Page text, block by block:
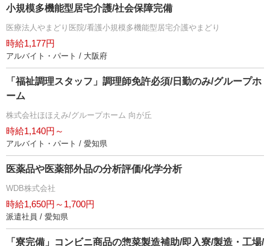
小規模多機能型居宅介護/社会保障完備
医療法人やまどり医院/看護小規模多機能型居宅介護やまどり
時給1,177円
アルバイト・パート / 大阪府
「福祉調理スタッフ」調理師免許必須/日勤のみ/グループホ
ーム
株式会社ほほえみ/グループホーム 向が丘
時給1,140円～
アルバイト・パート / 愛知県
医薬品や医薬部外品の分析評価/化学分析
WDB株式会社
時給1,650円～1,700円
派遣社員 / 愛知県
「寮完備」コンビニ商品の惣菜製造補助/即入寮/製造・工場/